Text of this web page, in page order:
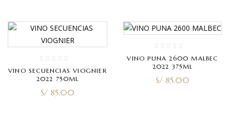
VINO SECUENCIAS VIOGNIER
2022 750ML
S/ 85.00
VINO PUNA 2600 MALBEC
2022 375ML
S/ 85.00